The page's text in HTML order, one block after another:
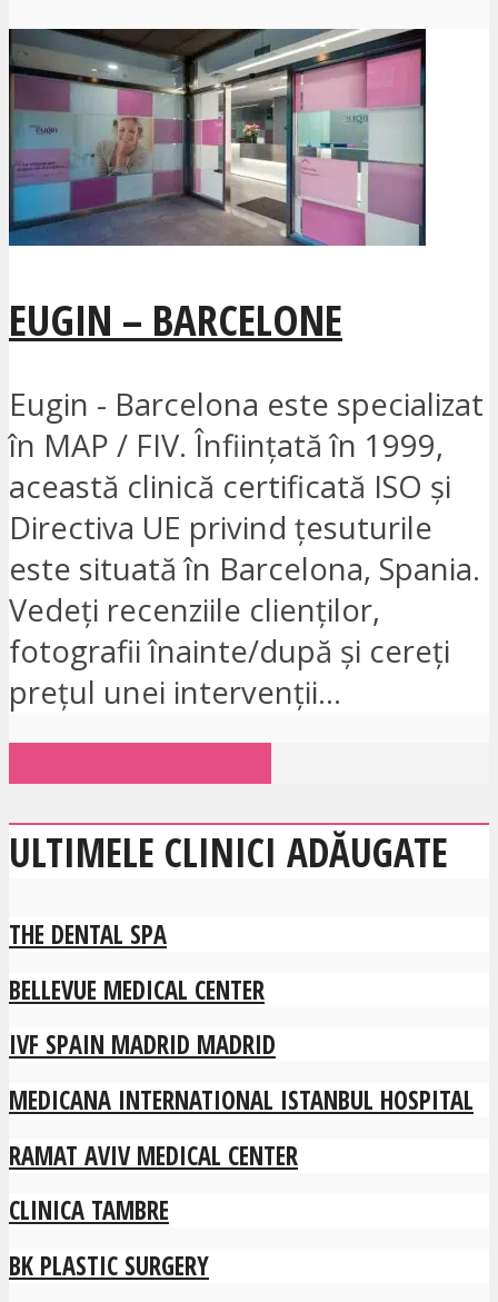
EUGIN – BARCELONE
Eugin - Barcelona este specializat
în MAP / FIV. Înființată în 1999,
această clinică certificată ISO și
Directiva UE privind țesuturile
este situată în Barcelona, Spania.
Vedeți recenziile clienților,
fotografii înainte/după și cereți
prețul unei intervenții...
ULTIMELE CLINICI ADĂUGATE
THE DENTAL SPA
BELLEVUE MEDICAL CENTER
IVF SPAIN MADRID MADRID
MEDICANA INTERNATIONAL ISTANBUL HOSPITAL
RAMAT AVIV MEDICAL CENTER
CLINICA TAMBRE
BK PLASTIC SURGERY